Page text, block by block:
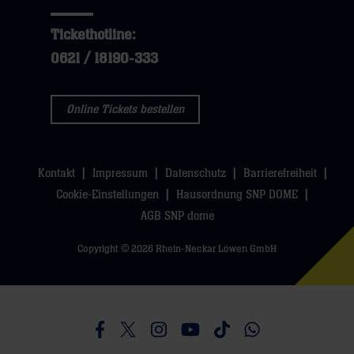
hier
dann
klicken
sie
Tickethotline:
0621 / 18190-333
Online Tickets bestellen
Kontakt Impressum Datenschutz
Barrierefreiheit
Cookie-Einstellungen
Hausordnung SNP DOME
AGB SNP dome
Copyright © 2026 Rhein-Neckar Löwen GmbH
Besucht uns auf Facebook
Besucht uns auf Twitter
Besucht uns auf Instagram
Besucht uns auf Youtube
Besucht uns auf
Besucht uns auf